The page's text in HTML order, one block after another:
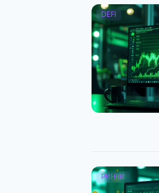
DEFI
РИНКИ